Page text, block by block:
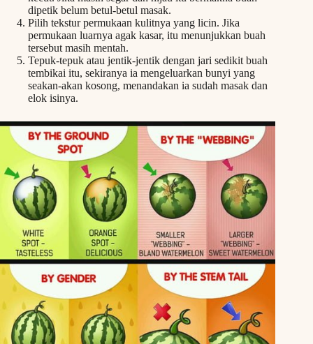
dipetik belum betul-betul masak.
Pilih tekstur permukaan kulitnya yang licin. Jika
permukaan luarnya agak kasar, itu menunjukkan buah
tersebut masih mentah.
Tepuk-tepuk atau jentik-jentik dengan jari sedikit buah
tembikai itu, sekiranya ia mengeluarkan bunyi yang
seakan-akan kosong, menandakan ia sudah masak dan
elok isinya.